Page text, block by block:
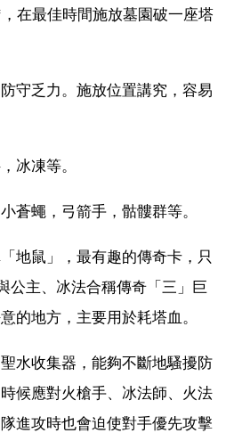
在最佳時間施放墓園破一座塔
守乏力。施放位置講究，容易
冰凍等。
蒼蠅，弓箭手，骷髏群等。
地鼠」，最有趣的傳奇卡，只
公主、冰法合稱傳奇「三」巨
的地方，主要用於耗塔血。
水收集器，能夠不斷地騷擾防
候應對火槍手、冰法師、火法
進攻時也會迫使對手優先攻擊